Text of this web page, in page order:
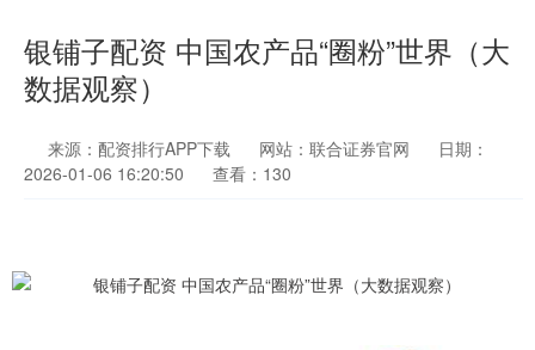
银铺子配资 中国农产品“圈粉”世界（大
数据观察）
来源：配资排行APP下载 网站：联合证券官网
日期：
2026-01-06 16:20:50
查看：130